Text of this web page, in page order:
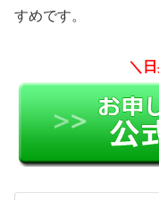
すめです。
＼